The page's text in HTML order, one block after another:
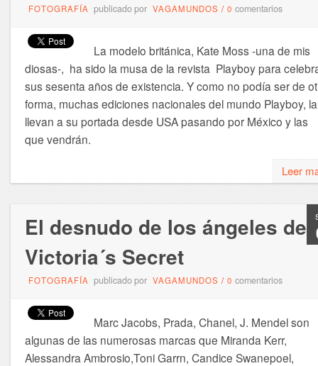
FOTOGRAFÍA publicado por VAGAMUNDOS / 0 comentarios
La modelo británica, Kate Moss -una de mis
diosas-, ha sido la musa de la revista Playboy para
sus sesenta años de existencia. Y como no podía ser de
forma, muchas ediciones nacionales del mundo Playboy, la
llevan a su portada desde USA pasando por México y las
que vendrán.
Leer
El desnudo de los ángeles de
Victoria´s Secret
FOTOGRAFÍA publicado por VAGAMUNDOS / 0 comentarios
Marc Jacobs, Prada, Chanel, J. Mendel son
algunas de las numerosas marcas que Miranda Kerr,
Alessandra Ambrosio,Toni Garrn, Candice Swanepoel,